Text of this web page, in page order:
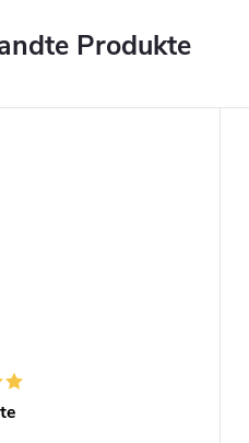
Produkte